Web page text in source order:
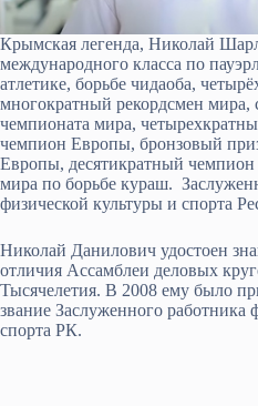
Крымская легенда, Николай
международного класса по
атлетике, борьбе чидаоба,
многократный рекордсмен мира,
чемпионата мира,
чемпион Европы, бронзовый
Европы, десятикратный
мира по борьбе кураш.
физической культуры и спорта
Николай Данилович удостоен
отличия Ассамблеи деловых
Тысячелетия. В 2008 ему было
звание Заслуженного работника
спорта РК.